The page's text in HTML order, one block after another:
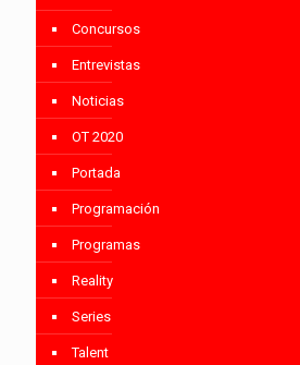
Concursos
Entrevistas
Noticias
OT 2020
Portada
Programación
Programas
Reality
Series
Talent